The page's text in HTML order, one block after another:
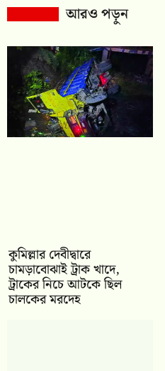
আরও পড়ুন
কুমিল্লার দেবীদ্বারে
চামড়াবোঝাই ট্রাক খাদে,
ট্রাকের নিচে আটকে ছিল
চালকের মরদেহ